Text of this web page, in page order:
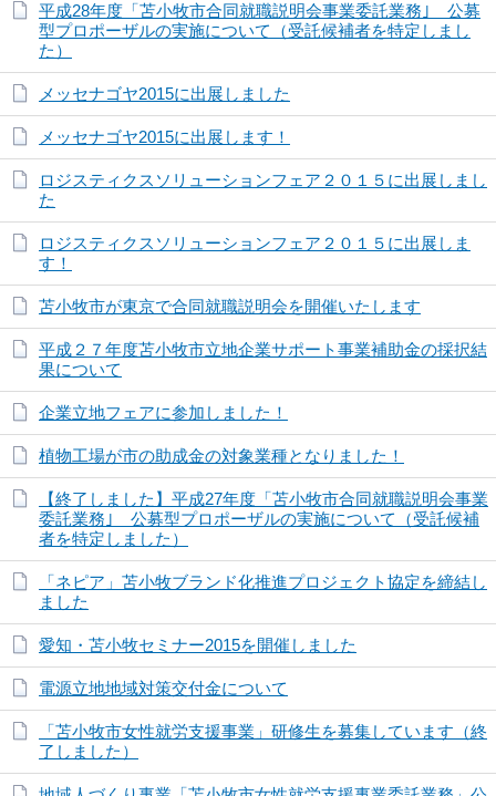
平成28年度「苫小牧市合同就職説明会事業委託業務｣ 公募
型プロポーザルの実施について（受託候補者を特定しまし
た）
メッセナゴヤ2015に出展しました
メッセナゴヤ2015に出展します！
ロジスティクスソリューションフェア２０１５に出展しまし
た
ロジスティクスソリューションフェア２０１５に出展しま
す！
苫小牧市が東京で合同就職説明会を開催いたします
平成２７年度苫小牧市立地企業サポート事業補助金の採択結
果について
企業立地フェアに参加しました！
植物工場が市の助成金の対象業種となりました！
【終了しました】平成27年度「苫小牧市合同就職説明会事業
委託業務｣ 公募型プロポーザルの実施について（受託候補
者を特定しました）
「ネピア」苫小牧ブランド化推進プロジェクト協定を締結し
ました
愛知・苫小牧セミナー2015を開催しました
電源立地地域対策交付金について
「苫小牧市女性就労支援事業」研修生を募集しています（終
了しました）